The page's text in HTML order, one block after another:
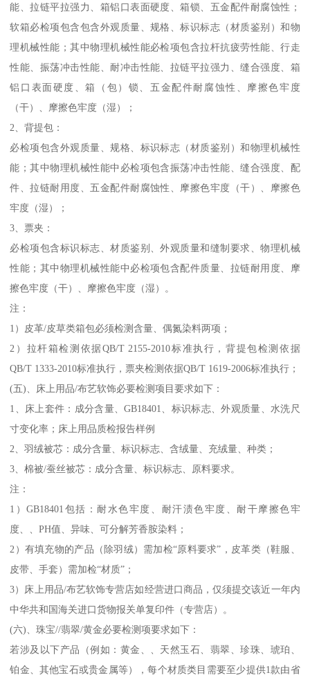
能、拉链平拉强力、箱铝口表面硬度、箱锁、五金配件耐腐蚀性；
软箱必检项包含包含外观质量、规格、标识标志（材质鉴别）和物
理机械性能；其中物理机械性能必检项包含拉杆抗疲劳性能、行走
性能、振荡冲击性能、耐冲击性能、拉链平拉强力、缝合强度、箱
铝口表面硬度、箱（包）锁、五金配件耐腐蚀性、摩擦色牢度
（干）、摩擦色牢度（湿）；
2、背提包：
必检项包含外观质量、规格、标识标志（材质鉴别）和物理机械性
能；其中物理机械性能中必检项包含振荡冲击性能、缝合强度、配
件、拉链耐用度、五金配件耐腐蚀性、摩擦色牢度（干）、摩擦色
牢度（湿）；
3、票夹：
必检项包含标识标志、材质鉴别、外观质量和缝制要求、物理机械
性能；其中物理机械性能中必检项包含配件质量、拉链耐用度、摩
擦色牢度（干）、摩擦色牢度（湿）。
注：
1）皮革/皮草类箱包必须检测含量、偶氮染料两项；
2）拉杆箱检测依据QB/T 2155-2010标准执行，背提包检测依据
QB/T 1333-2010标准执行，票夹检测依据QB/T 1619-2006标准执行；
(五)、床上用品/布艺软饰必要检测项目要求如下：
1、床上套件：成分含量、GB18401、标识标志、外观质量、水洗尺
寸变化率；床上用品质检报告样例
2、羽绒被芯：成分含量、标识标志、含绒量、充绒量、种类；
3、棉被/蚕丝被芯：成分含量、标识标志、原料要求。
注：
1）GB18401包括：耐水色牢度、耐汗渍色牢度、耐干摩擦色牢
度、、PH值、异味、可分解芳香胺染料；
2）有填充物的产品（除羽绒）需加检“原料要求”，皮革类（鞋服、
皮带、手套）需加检“材质”；
3）床上用品/布艺软饰专营店如经营进口商品，仅须提交该近一年内
中华共和国海关进口货物报关单复印件（专营店）。
(六)、珠宝//翡翠/黄金必要检测项要求如下：
若涉及以下产品（例如：黄金、、天然玉石、翡翠、珍珠、琥珀、
铂金、其他宝石或贵金属等），每个材质类目需要至少提供1款由省